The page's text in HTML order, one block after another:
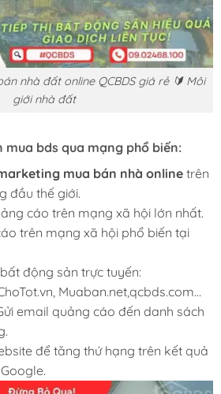
nhà đất online QCBDS giá rẻ 🔰 Môi
giới nhà đất
mua bds qua mạng phổ biến:
mua bán nhà online trên
đầu thế giới.
cáo trên mạng xã hội lớn nhất.
trên mạng xã hội phổ biến tại
động sản trực tuyến:
Muaban.net,qcbds.com…
email quảng cáo đến danh sách
để tăng thứ hạng trên kết quả